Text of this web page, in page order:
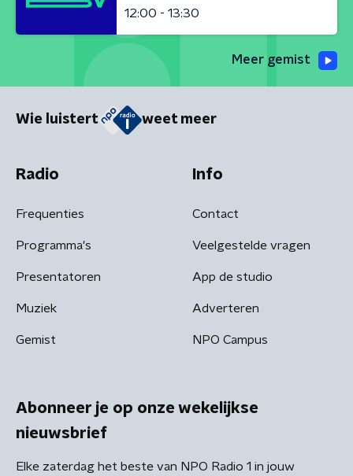
12:00 - 13:30
Meer gemist
Wie luistert weet meer
Radio
Frequenties
Programma's
Presentatoren
Muziek
Gemist
Info
Contact
Veelgestelde vragen
App de studio
Adverteren
NPO Campus
Abonneer je op onze wekelijkse
nieuwsbrief
Elke zaterdag het beste van NPO Radio 1 in jouw